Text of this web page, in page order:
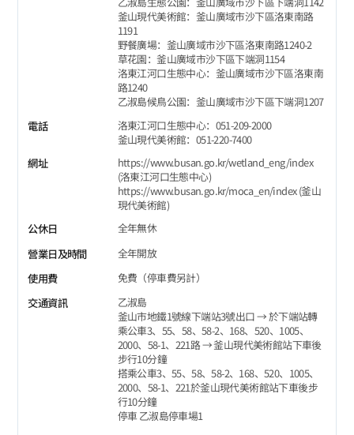
釜山現代美術館：釜山廣域市沙下區洛東南路
1191
野餐廣場：釜山廣域市沙下區洛東南路1240-2
草花園：釜山廣域市沙下區下端洞1154
洛東江河口生態中心：釜山廣域市沙下區洛東南
路1240
乙淑島候鳥公園：釜山廣域市沙下區下端洞1207
電話
洛東江河口生態中心：051-209-2000
釜山現代美術館：051-220-7400
網址
https://www.busan.go.kr/wetland_eng/index
(洛東江河口生態中心)
https://www.busan.go.kr/moca_en/index (釜山
現代美術館)
公休日
全年無休
營業日及時間
全年開放
使用費
免費（停車費另計）
交通資訊
乙淑島
釜山市地鐵1號線下端站3號出口 → 於下端站轉
乘公車3、55、58、58-2、168、520、1005、
2000、58-1、221路 → 釜山現代美術館站下車後
步行10分鐘
搭乘公車3、55、58、58-2、168、520、1005、
2000、58-1、221於釜山現代美術館站下車後步
行10分鐘
停車 乙淑島停車場1